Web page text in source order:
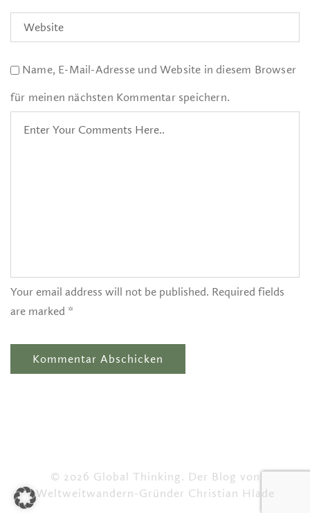
Name, E-Mail-Adresse und Website in diesem Browser
für meinen nächsten Kommentar speichern.
Your email address will not be published. Required fields
are marked *
© 2026 Global Thinking. Der Blog von
Weltweitwandern-Gründer Christian Hlade